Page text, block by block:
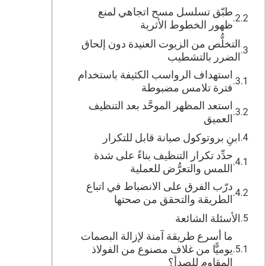
طبّق تسلسل مسح اتجاهي لمنع
ظهور الخطوط الأثرية
التخلُّص من الزيوت العنيدة دون إلحاق
الضرر بالتشطيب
استهداف الرواسب الكثيفة باستخدام
فترة تلامس مضبوطة
استعد المظهر الموحَّد بعد التنظيف
العميق
ابنِ بروتوكول صيانة قابل للتكرار
حدِّد تكرار التنظيف بناءً على شدة
اللمس والتعرُّض للعملية
درّب الفرق على الانضباط في اتباع
الطريقة والتحقق من صحتها
الأسئلة الشائعة
ما أسرع طريقة آمنة لإزالة البصمات
يوميًّا من غلاف مصنوع من الفولاذ
المقاوم للصدأ؟